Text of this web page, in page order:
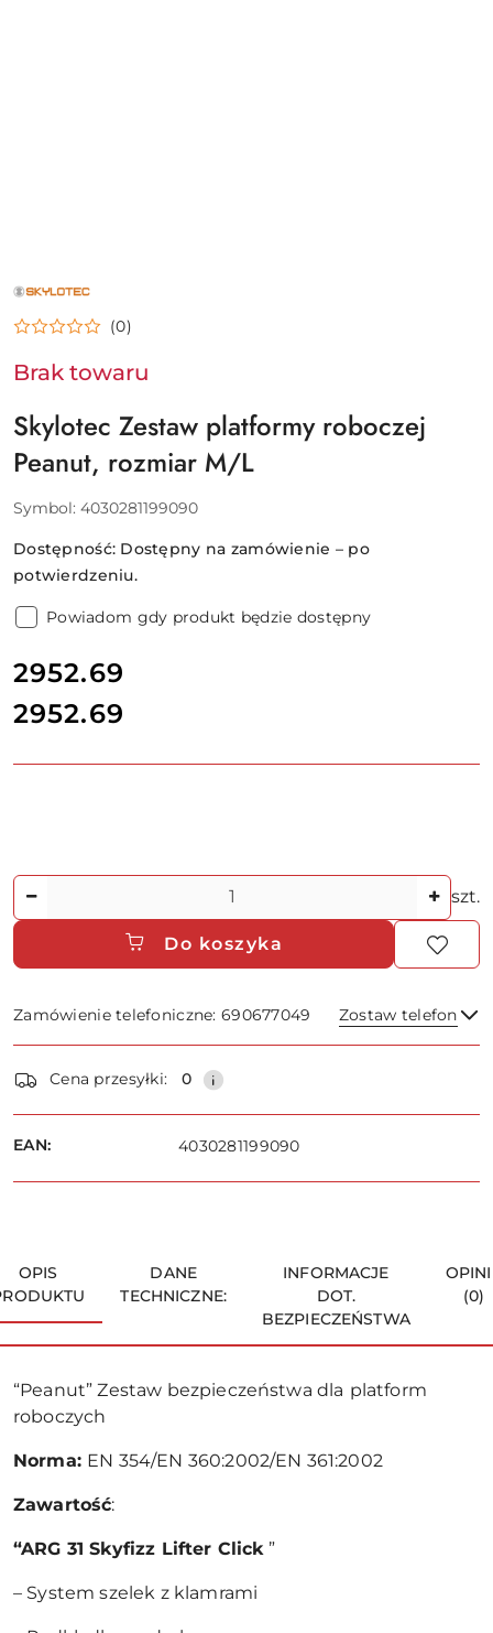
NAZWA
PRODUCENTA:
SKYLOTEC
(0)
Brak towaru
Skylotec Zestaw platformy roboczej
Peanut, rozmiar M/L
Symbol: 4030281199090
Dostępność: Dostępny na zamówienie – po
potwierdzeniu.
Powiadom gdy produkt będzie dostępny
cena:
2952.69
Cena:
2952.69
Ilość szt.
Do koszyka
Zamówienie telefoniczne: 690677049 Zostaw telefon
Wyślij
Dostępność
i
dostawa
Cena przesyłki: 0
EAN: 4030281199090
OPIS
DANE
TECHNICZNE:
INFORMACJE
DOT.
BEZPIECZEŃSTWA
(0)
“Peanut” Zestaw bezpieczeństwa dla platform
roboczych
Norma: EN 354/EN 360:2002/EN 361:2002
Zawartość:
“ARG 31 Skyfizz Lifter Click ”
– System szelek z klamrami